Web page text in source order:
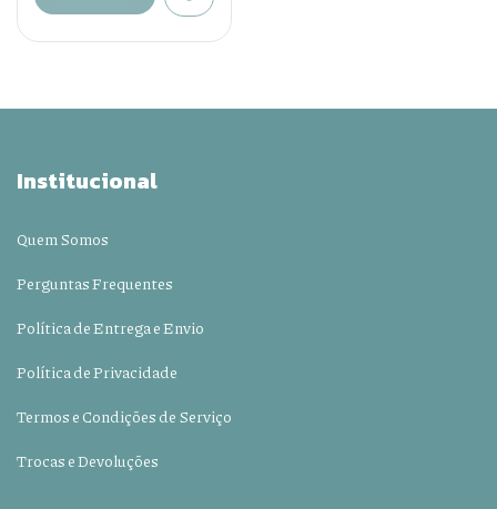
Institucional
Quem Somos
Perguntas Frequentes
Política de Entrega e Envio
Política de Privacidade
Termos e Condições de Serviço
Trocas e Devoluções